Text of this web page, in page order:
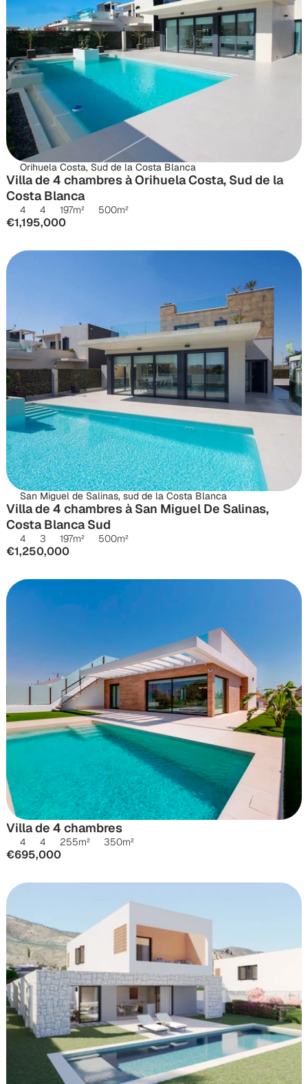
Orihuela Costa, Sud de la Costa Blanca
Villa de 4 chambres à Orihuela Costa, Sud de la
Costa Blanca
4 4 197m² 500m²
€1,195,000
San Miguel de Salinas, sud de la Costa Blanca
Villa de 4 chambres à San Miguel De Salinas,
Costa Blanca Sud
4 3 197m² 500m²
€1,250,000
Villa de 4 chambres
4 4 255m² 350m²
€695,000